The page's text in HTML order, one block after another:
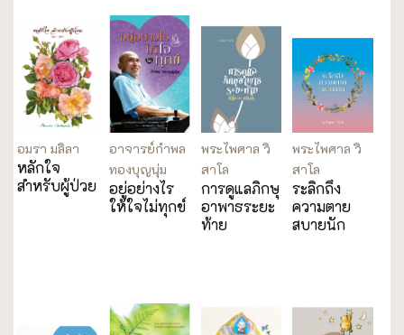
อมรา มลิลา
หลักใจ
สำหรับผู้ป่วย
อาจารย์กำพล
ทองบุญนุ่ม
อยู่อย่างไร
ให้ใจไม่ทุกข์
พระไพศาล วิ
สาโล
การดูแลภิกษุ
อาพาธระยะ
ท้าย
พระไพศาล วิ
สาโล
ระลิกถึง
ความตาย
สบายนัก